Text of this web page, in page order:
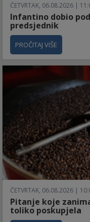
ČETVRTAK, 06.08.2026 |
Infantino dobio
predsjednik
PROČITAJ VIŠE
ČETVRTAK, 06.08.2026 |
Pitanje koje
toliko poskupjela